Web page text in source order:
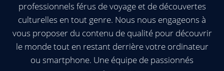
professionnels férus de voyage et de découvertes
culturelles en tout genre. Nous nous engageons à
vous proposer du contenu de qualité pour découvrir
le monde tout en restant derrière votre ordinateur
ou smartphone. Une équipe de passionnés